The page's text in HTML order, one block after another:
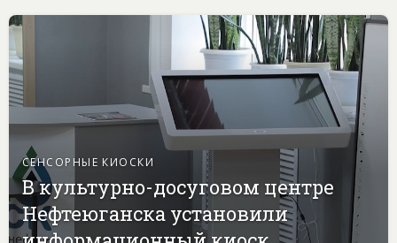
СЕНСОРНЫЕ КИОСКИ
В культурно-досуговом центре
Нефтеюганска установили